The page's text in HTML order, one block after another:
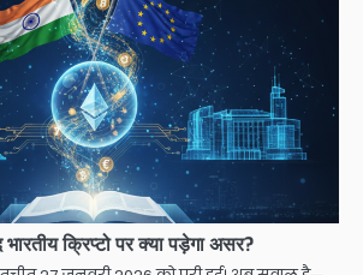
क्रिप्टो पर क्या पड़ेगा असर?